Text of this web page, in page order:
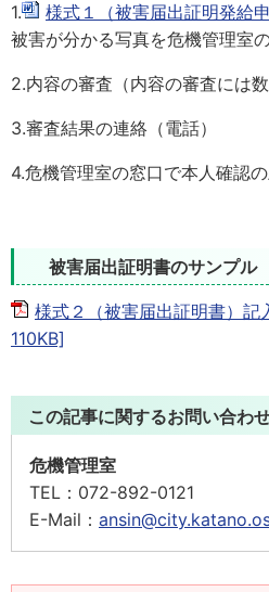
1. 様式１（被害届出証明発給
被害が分かる写真を危機管理室
2.内容の審査（内容の審査には数
3.審査結果の連絡（電話）
4.危機管理室の窓口で本人確認
被害届出証明書のサンプル
様式２（被害届出証明書）記
110KB]
この記事に関するお問い合わ
危機管理室
TEL： 072-892-0121
E-Mail：